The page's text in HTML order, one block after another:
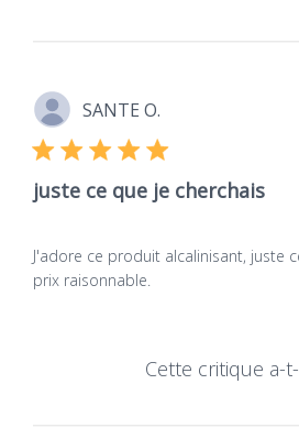
SANTE O.
juste ce que je cherchais
J'adore ce produit alcalinisant, juste
prix raisonnable.
Cette critique a-